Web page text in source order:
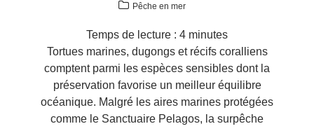
Pêche en mer
Temps de lecture : 4 minutes
Tortues marines, dugongs et récifs coralliens
comptent parmi les espèces sensibles dont la
préservation favorise un meilleur équilibre
océanique. Malgré les aires marines protégées
comme le Sanctuaire Pelagos, la surpêche